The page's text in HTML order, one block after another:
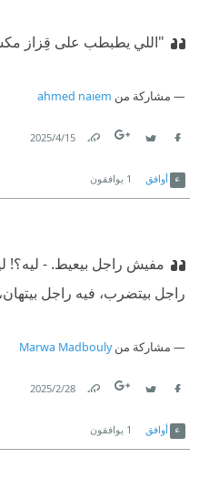
"اللي يطبطب على قِزاز
مشاركة من ahmed naiem
15‏/4‏/2025
أوافق 1 يوافقون
مفيش راجل بيعيط.‏ ‏-
راجل بيتضرب، فيه راجل
مشاركة منMarwa Madbouly
28‏/2‏/2025
أوافق 1 يوافقون